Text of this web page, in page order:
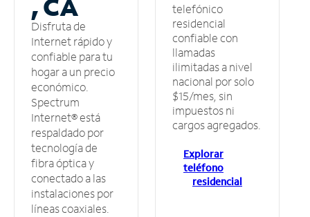
, CA
Disfruta de
Internet rápido y
confiable para tu
hogar a un precio
económico.
Spectrum
Internet® está
respaldado por
tecnología de
fibra óptica y
conectado a las
instalaciones por
líneas coaxiales.
telefónico
residencial
confiable con
llamadas
ilimitadas a nivel
nacional por solo
$15/mes, sin
impuestos ni
cargos agregados.
Explorar
teléfono
residencial